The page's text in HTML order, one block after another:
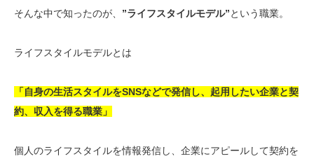
そんな中で知ったのが、 ”ライフスタイルモデル”という職業。
ライフスタイルモデルとは
「自身の生活スタイルをSNSなどで発信し、起用したい企業と契
約、収入を得る職業」
個人のライフスタイルを情報発信し、企業にアピールして契約を